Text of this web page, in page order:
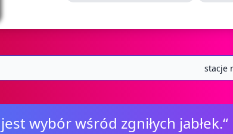
wybór wśród zgniłych jabłek.“